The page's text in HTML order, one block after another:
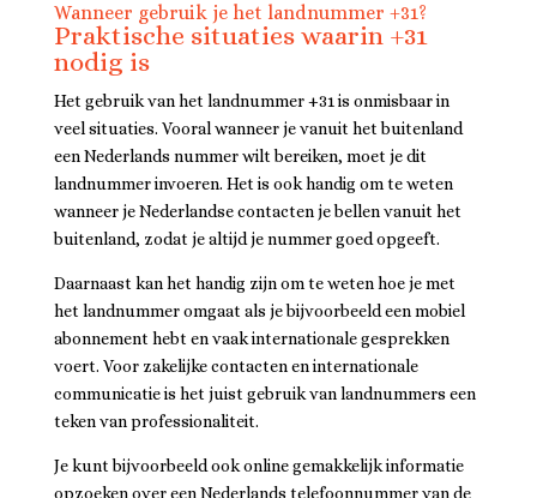
Wanneer gebruik je het landnummer +31?
Praktische situaties waarin +31
nodig is
Het gebruik van het landnummer +31 is onmisbaar in
veel situaties. Vooral wanneer je vanuit het buitenland
een Nederlands nummer wilt bereiken, moet je dit
landnummer invoeren. Het is ook handig om te weten
wanneer je Nederlandse contacten je bellen vanuit het
buitenland, zodat je altijd je nummer goed opgeeft.
Daarnaast kan het handig zijn om te weten hoe je met
het landnummer omgaat als je bijvoorbeeld een mobiel
abonnement hebt en vaak internationale gesprekken
voert. Voor zakelijke contacten en internationale
communicatie is het juist gebruik van landnummers een
teken van professionaliteit.
Je kunt bijvoorbeeld ook online gemakkelijk informatie
opzoeken over een Nederlands telefoonnummer van de